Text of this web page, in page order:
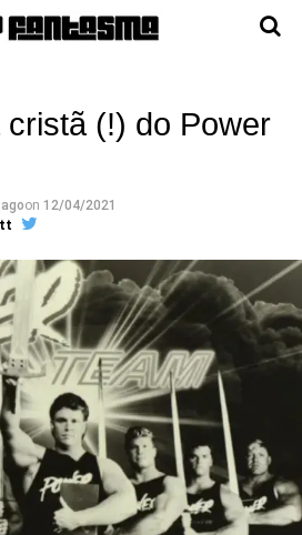
cristã (!) do Power
on 12/04/2021